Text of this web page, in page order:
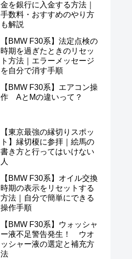
金を銀行に入金する方法｜
手数料・おすすめのやり方
も解説
【BMW F30系】法定点検の
時期を過ぎたときのリセッ
ト方法｜エラーメッセージ
を自分で消す手順
【BMW F30系】エアコン操
作 AとMの違いって？
【東京最強の縁切りスポッ
ト】縁切榎に参拝｜絵馬の
書き方と行ってはいけない
人
【BMW F30系】オイル交換
時期の表示をリセットする
方法｜自分で簡単にできる
操作手順
【BMW F30系】ウォッシャ
ー液不足警告発生！ ウオ
ッシャー液の選定と補充方
法